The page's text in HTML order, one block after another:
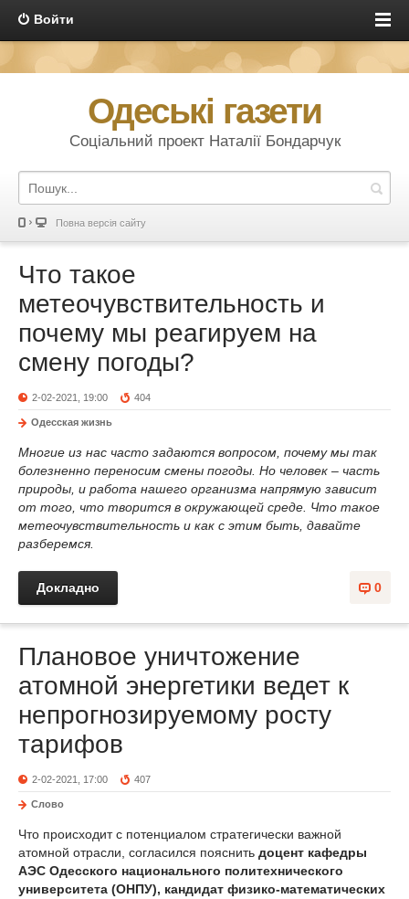
Войти
Одеські газети
Соціальний проект Наталії Бондарчук
Повна версія сайту
Что такое
метеочувствительность и
почему мы реагируем на
смену погоды?
2-02-2021, 19:00 404
Одесская жизнь
Многие из нас часто задаются вопросом, почему мы так
болезненно переносим смены погоды. Но человек – часть
природы, и работа нашего организма напрямую зависит
от того, что творится в окружающей среде. Что такое
метеочувствительность и как с этим быть, давайте
разберемся.
0
Докладно
Плановое уничтожение
атомной энергетики ведет к
непрогнозируемому росту
тарифов
2-02-2021, 17:00 407
Слово
Что происходит с потенциалом стратегически важной
атомной отрасли, согласился пояснить доцент кафедры
АЭС Одесского национального политехнического
университета (ОНПУ), кандидат физико-математических